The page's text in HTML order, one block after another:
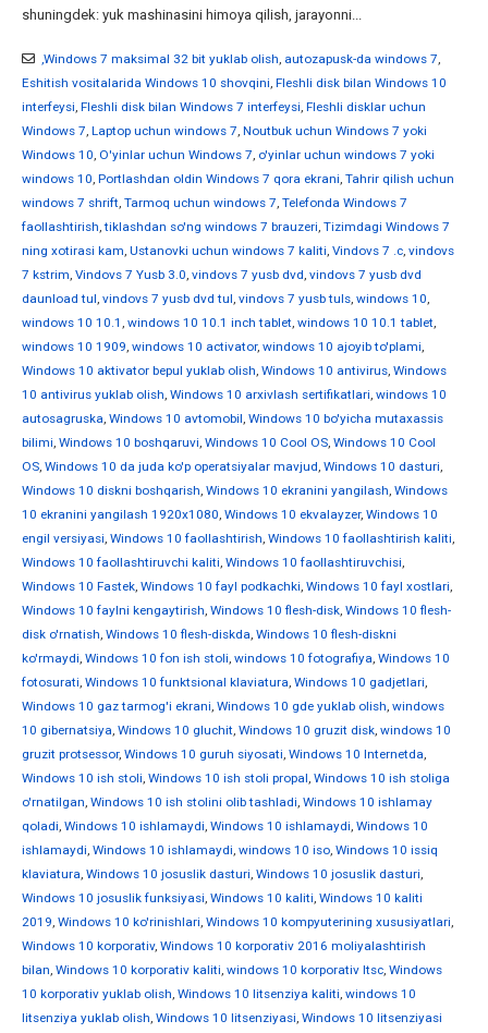
shuningdek: yuk mashinasini himoya qilish, jarayonni...
,Windows 7 maksimal 32 bit yuklab olish, autozapusk-da windows 7,
Eshitish vositalarida Windows 10 shovqini, Fleshli disk bilan Windows 10
interfeysi, Fleshli disk bilan Windows 7 interfeysi, Fleshli disklar uchun
Windows 7, Laptop uchun windows 7, Noutbuk uchun Windows 7 yoki
Windows 10, O'yinlar uchun Windows 7, o'yinlar uchun windows 7 yoki
windows 10, Portlashdan oldin Windows 7 qora ekrani, Tahrir qilish uchun
windows 7 shrift, Tarmoq uchun windows 7, Telefonda Windows 7
faollashtirish,tiklashdan so'ng windows 7 brauzeri, Tizimdagi Windows 7
ning xotirasi kam, Ustanovki uchun windows 7 kaliti, Vindovs 7 .c, vindovs
7 kstrim, Vindovs 7 Yusb 3.0, vindovs 7 yusb dvd, vindovs 7 yusb dvd
daunload tul, vindovs 7 yusb dvd tul, vindovs 7 yusb tuls, windows 10,
windows 10 10.1 , windows 10 10.1 inch tablet, windows 10 10.1 tablet,
windows 10 1909, windows 10 activator, windows 10 ajoyib to'plami,
Windows 10 aktivator bepul yuklab olish, Windows 10 antivirus, Windows
10 antivirus yuklab olish, Windows 10 arxivlash sertifikatlari, windows 10
autosagruska, Windows 10 avtomobil, Windows 10 bo'yicha mutaxassis
bilimi, Windows 10 boshqaruvi, Windows 10 Cool OS, Windows 10 Cool
OS, Windows 10 da juda ko'p operatsiyalar mavjud, Windows 10 dasturi,
Windows 10 diskni boshqarish, Windows 10 ekranini yangilash, Windows
10 ekranini yangilash 1920x1080, Windows 10 ekvalayzer, Windows 10
engil versiyasi, Windows 10 faollashtirish, Windows 10 faollashtirish kaliti,
Windows 10 faollashtiruvchi kaliti, Windows 10 faollashtiruvchisi,
Windows 10 Fastek, Windows 10 fayl podkachki, Windows 10 fayl xostlari,
Windows 10 faylni kengaytirish, Windows 10 flesh-disk, Windows 10 flesh-
disk o'rnatish, Windows 10 flesh-diskda, Windows 10 flesh-diskni
ko'rmaydi, Windows 10 fon ish stoli, windows 10 fotografiya, Windows 10
fotosurati, Windows 10 funktsional klaviatura, Windows 10 gadjetlari,
Windows 10 gaz tarmog'i ekrani, Windows 10 gde yuklab olish, windows
10 gibernatsiya, Windows 10 gluchit, Windows 10 gruzit disk, windows 10
gruzit protsessor, Windows 10 guruh siyosati, Windows 10 Internetda,
Windows 10 ish stoli, Windows 10 ish stoli propal, Windows 10 ish stoliga
o'rnatilgan, Windows 10 ish stolini olib tashladi, Windows 10 ishlamay
qoladi, Windows 10 ishlamaydi, Windows 10 ishlamaydi, Windows 10
ishlamaydi, Windows 10 ishlamaydi, windows 10 iso, Windows 10 issiq
klaviatura, Windows 10 josuslik dasturi, Windows 10 josuslik dasturi,
Windows 10 josuslik funksiyasi, Windows 10 kaliti, Windows 10 kaliti
2019, Windows 10 ko'rinishlari, Windows 10 kompyuterining xususiyatlari,
Windows 10 korporativ, Windows 10 korporativ 2016 moliyalashtirish
bilan, Windows 10 korporativ kaliti, windows 10 korporativ ltsc, Windows
10 korporativ yuklab olish, Windows 10 litsenziya kaliti, windows 10
litsenziya yuklab olish, Windows 10 litsenziyasi, Windows 10 litsenziyasi